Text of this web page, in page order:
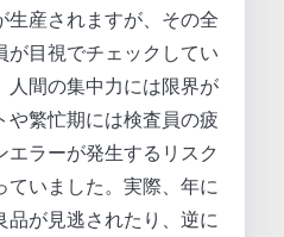
生産されますが、その全
が目視でチェックしてい
人間の集中力には限界が
や繁忙期には検査員の疲
エラーが発生するリスク
ていました。実際、年に
品が見逃されたり、逆に